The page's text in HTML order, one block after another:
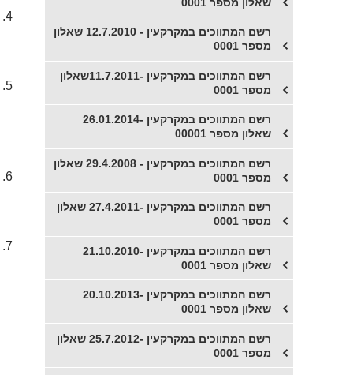
רשם המתווכים במקרקעין - 12.7.2010 שאלון
מספר 0001
​רשם המתווכים במקרקעין -11.7.2011שאלון
מספר 0001
​רשם המתווכים במקרקעין -26.01.2014
שאלון מספר 00001
רשם המתווכים במקרקעין - 29.4.2008 שאלון
מספר 0001
​רשם המתווכים במקרקעין -27.4.2011 שאלון
מספר 0001
​רשם המתווכים במקרקעין -21.10.2010
שאלון מספר 0001
​רשם המתווכים במקרקעין -20.10.2013
שאלון מספר 0001
​רשם המתווכים במקרקעין -25.7.2012 שאלון
מספר 0001